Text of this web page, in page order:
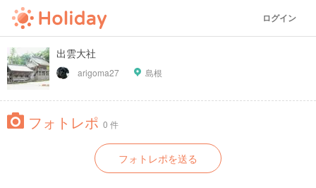
ログイン
出雲大社
arigoma27 島根
フォトレポ 0 件
フォトレポを送る